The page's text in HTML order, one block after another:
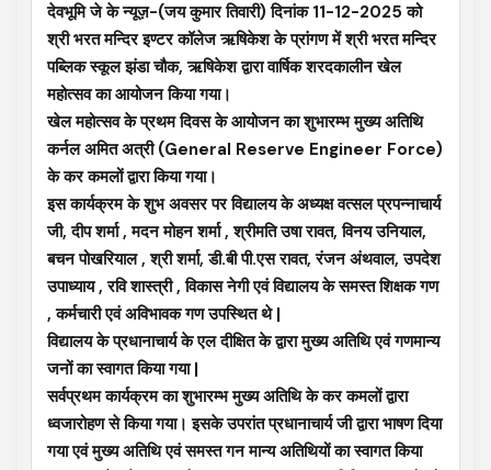
देवभूमि जे के न्यूज़-(जय कुमार तिवारी) दिनांक 11-12-2025 को
श्री भरत मन्दिर इण्टर कॉलेज ऋषिकेश के प्रांगण में श्री भरत मन्दिर
पब्लिक स्कूल झंडा चौक, ऋषिकेश द्वारा वार्षिक शरदकालीन खेल
महोत्सव का आयोजन किया गया।
खेल महोत्सव के प्रथम दिवस के आयोजन का शुभारम्भ मुख्य अतिथि
कर्नल अमित अत्री (General Reserve Engineer Force)
के कर कमलों द्वारा किया गया।
इस कार्यक्रम के शुभ अवसर पर विद्यालय के अध्यक्ष वत्सल प्रपन्नाचार्य
जी, दीप शर्मा , मदन मोहन शर्मा , श्रीमति उषा रावत, विनय उनियाल,
बचन पोखरियाल , श्री शर्मा, डी.बी पी.एस रावत, रंजन अंथवाल, उपदेश
उपाध्याय , रवि शास्त्री , विकास नेगी एवं विद्यालय के समस्त शिक्षक गण
, कर्मचारी एवं अविभावक गण उपस्थित थे |
विद्यालय के प्रधानाचार्य के एल दीक्षित के द्वारा मुख्य अतिथि एवं गणमान्य
जनों का स्वागत किया गया |
सर्वप्रथम कार्यक्रम का शुभारम्भ मुख्य अतिथि के कर कमलों द्वारा
ध्वजारोहण से किया गया। इसके उपरांत प्रधानाचार्य जी द्वारा भाषण दिया
गया एवं मुख्य अतिथि एवं समस्त गन मान्य अतिथियों का स्वागत किया